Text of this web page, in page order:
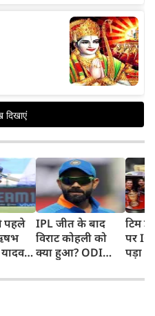
पहले
IPL जीत के बाद
विराट कोहली को
क्या हुआ? ODI
बाहर होने की खबर ने
टिम
पर
पड़ा
फिंगर